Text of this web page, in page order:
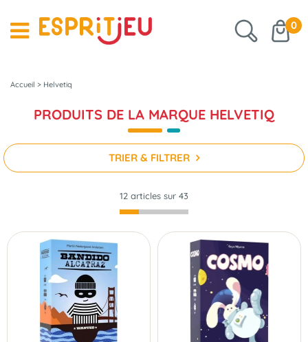
0
Accueil > Helvetiq
PRODUITS DE LA MARQUE HELVETIQ
TRIER & FILTRER
12 articles sur 43